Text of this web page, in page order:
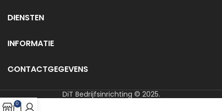
DIENSTEN
INFORMATIE
CONTACTGEGEVENS
DiT Bedrijfsinrichting © 2025.
0